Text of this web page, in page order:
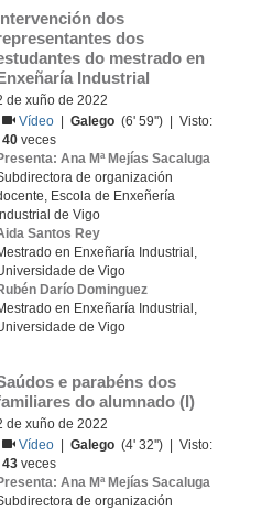
dos
dos
do mestrado en
Industrial
de xuño de 2022
Vídeo
|Galego (6' 59'') | Visto:
40 veces
Ana Mª Mejías Sacaluga
de organización
Escola de Enxeñería
Industrial de Vigo
Santos Rey
en Enxeñaría Industrial,
de Vigo
Darío Dominguez
en Enxeñaría Industrial,
de Vigo
e parabéns dos
do alumnado (I)
de xuño de 2022
Vídeo
|Galego (4' 32'') | Visto:
43 veces
Ana Mª Mejías Sacaluga
de organización